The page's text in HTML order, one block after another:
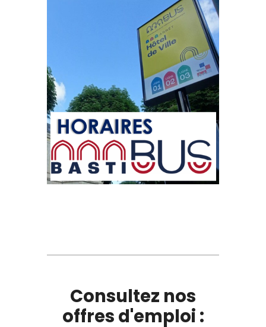
Consultez nos
offres d'emploi :